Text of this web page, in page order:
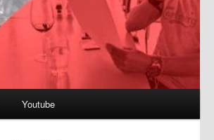
Youtube